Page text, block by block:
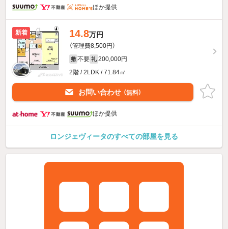
ほか提供
新着 14.8万円
（管理費8,500円）
敷 不要 礼 200,000円
2階 / 2LDK / 71.84㎡
お問い合わせ （無料）
ほか提供
ロンジェヴィータのすべての部屋を見る